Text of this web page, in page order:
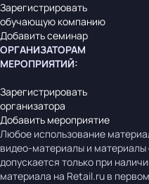
Зарегистрировать
обучающую компанию
Добавить семинар
ОРГАНИЗАТОРАМ
МЕРОПРИЯТИЙ:
Зарегистрировать
организатора
Добавить мероприятие
Любое использование
видео-материалы и
допускается только при
материала на Retail.ru в